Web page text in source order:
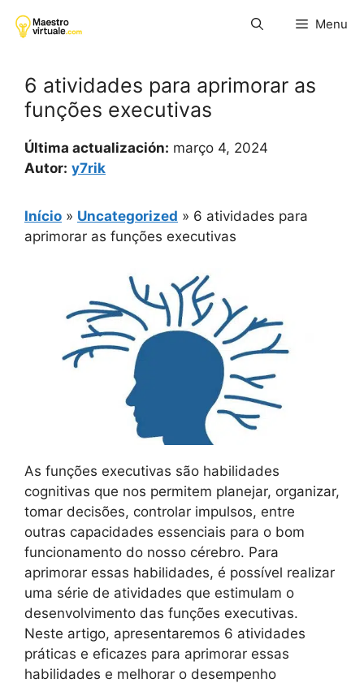
para
Menu
6 atividades para aprimorar as
funções executivas
Última actualización: março 4, 2024
Autor: y7rik
Início » Uncategorized » 6 atividades para
aprimorar as funções executivas
As funções executivas são habilidades
cognitivas que nos permitem planejar, organizar,
tomar decisões, controlar impulsos, entre
outras capacidades essenciais para o bom
funcionamento do nosso cérebro. Para
aprimorar essas habilidades, é possível realizar
uma série de atividades que estimulam o
desenvolvimento das funções executivas.
Neste artigo, apresentaremos 6 atividades
práticas e eficazes para aprimorar essas
habilidades e melhorar o desempenho